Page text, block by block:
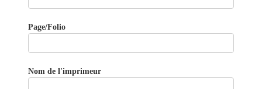
Page/Folio
Nom de l'imprimeur